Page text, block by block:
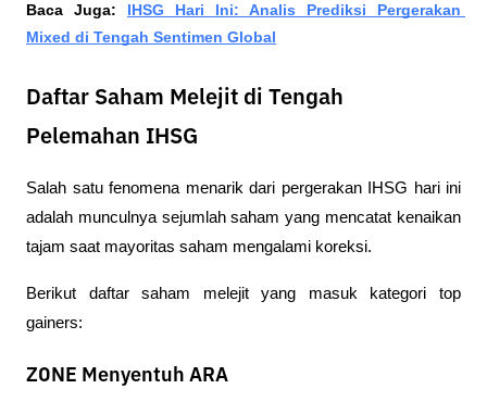
Baca Juga: IHSG Hari Ini: Analis Prediksi Pergerakan
Mixed di Tengah Sentimen Global
Daftar Saham Melejit di Tengah
Pelemahan IHSG
Salah satu fenomena menarik dari pergerakan IHSG hari ini
adalah munculnya sejumlah saham yang mencatat kenaikan
tajam saat mayoritas saham mengalami koreksi.
Berikut daftar saham melejit yang masuk kategori top
gainers:
ZONE Menyentuh ARA